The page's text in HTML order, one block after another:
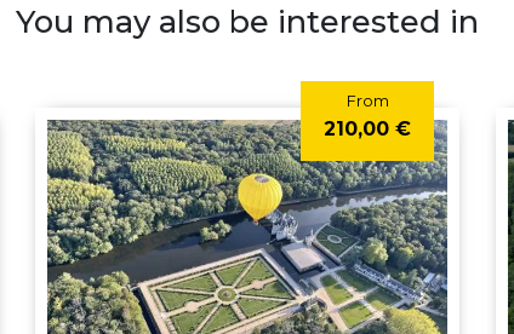
You may also be interested in
From
210,00 €